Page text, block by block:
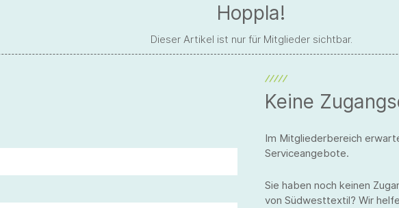
Hoppla!
Dieser Artikel ist nur für Mitglieder sichtbar.
Keine
Im Mitgliederbereich
Serviceangebote.
Sie haben noch keinen
von Südwesttextil? Wir